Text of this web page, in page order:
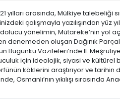
yılları arasında, Mülkiye
çalışmayla yazılışından yüz
yönelimin, Mütareke’nin yol
denemeden oluşan Dağınık
Bugünkü Vazifeleri’nde II.
için ideolojik, siyasi ve kültürel
köklerini araştırıyor ve tarihin
Osmanlı’nın yıkılışı